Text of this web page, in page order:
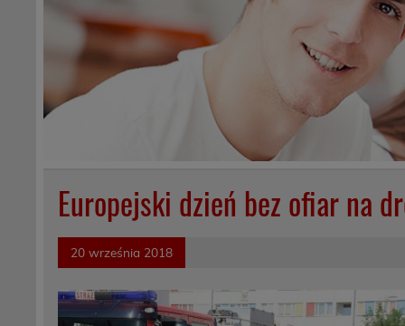
Europejski dzień bez ofiar na
20 września 2018